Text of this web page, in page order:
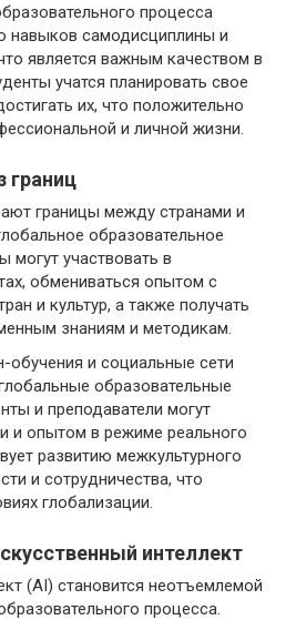
процесса
навыков самодисциплины и
является важным качеством в
учатся планировать свое
их, что положительно
и личной жизни.
границ
границы между странами и
образовательное
могут участвовать в
обмениваться опытом с
и культур, а также получать
знаниям и методикам.
и социальные сети
образовательные
и преподаватели могут
и опытом в режиме реального
развитию межкультурного
и сотрудничества, что
глобализации.
интеллект
(AI) становится неотъемлемой
процесса.